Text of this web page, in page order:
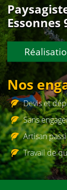
Nos
Devis et
Sans
Artisan
Travail de